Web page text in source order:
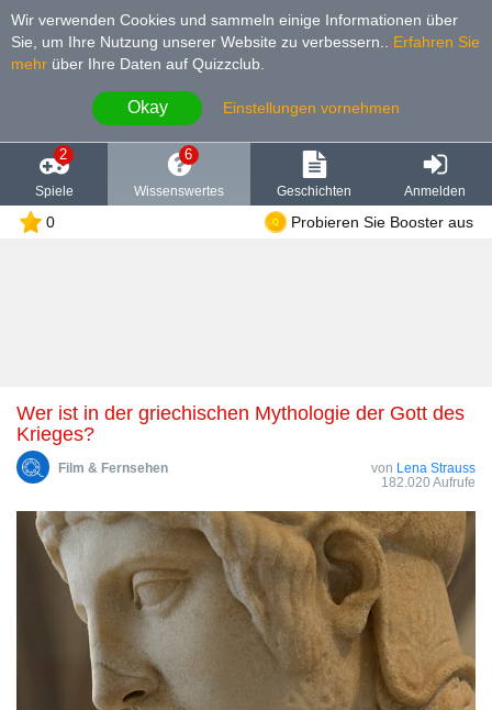
Wir verwenden Cookies und sammeln einige Informationen über
Sie, um Ihre Nutzung unserer Website zu verbessern.
Erfahren Sie
mehr über Ihre Daten auf Quizzclub.
Okay Einstellungen vornehmen
2
Spiele
6
Wissenswertes Geschichten Anmelden
0 Probieren Sie Booster aus
Wer ist in der griechischen Mythologie der Gott des
Krieges?
Film & Fernsehen von Lena Strauss
182.020 Aufrufe